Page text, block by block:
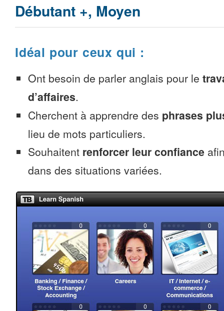
Débutant +, Moyen
Idéal pour ceux qui :
Ont besoin de parler anglais pour le
d’affaires.
Cherchent à apprendre des phrases
lieu de mots particuliers.
Souhaitent renforcer leur confiance
dans des situations variées.